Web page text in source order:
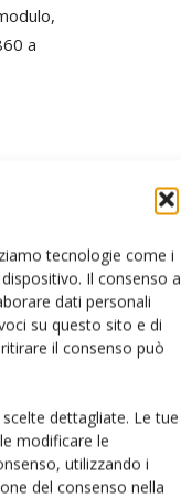
tecnologie come i
Il consenso a
dati personali
su questo sito e di
il consenso può
dettagliate. Le tue
modificare le
utilizzando i
del consenso nella
a
le